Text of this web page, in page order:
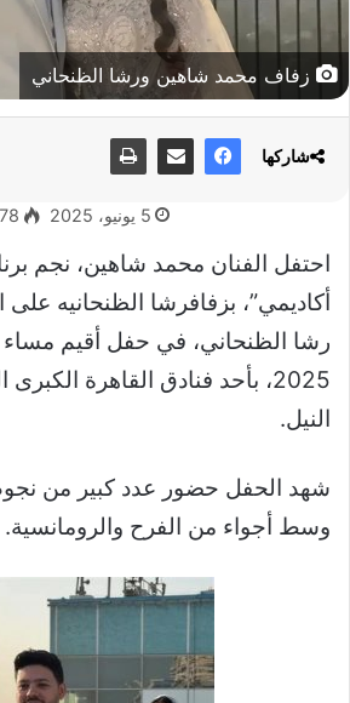
زفاف محمد شاهين ورشا الظنحاني
5 يونيو، 2025
احتفل الفنان محمد شاهين، نجم
أكاديمي”، بزفافرشا الظنحانيه على
2025، بأحد فنادق القاهرة
النيل.
شهد الحفل حضور عدد كبير من نجوم
وسط أجواء من الفرح والرومانسية.
شاركها